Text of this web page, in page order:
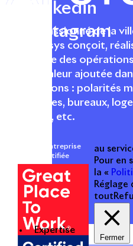
Expertise
Acteur passionné de la
1996, Apsys conçoit,
et valorise des
à forte valeur ajoutée
les fonctions : polarités
commerces, bureaux,
hôtellerie, etc.
Une entreprise
certifiée
Linkedin
Instagram
au
Pour en
la «
Réglage
tout
Fermer